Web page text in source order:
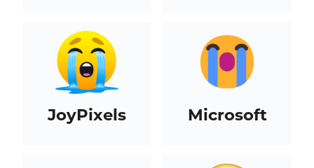
JoyPixels Microsoft